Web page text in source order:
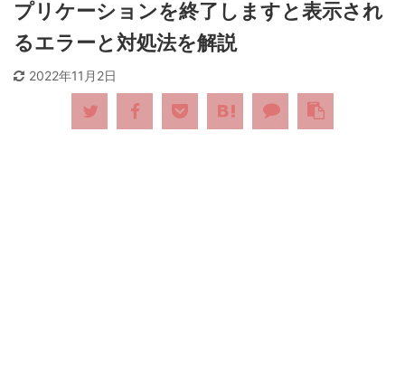
プリケーションを終了しますと表示され
るエラーと対処法を解説
2022年11月2日